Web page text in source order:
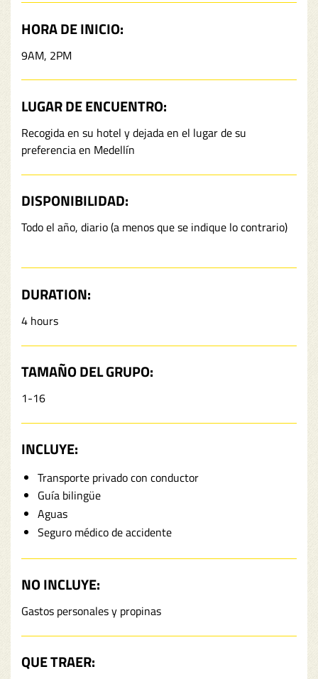
HORA DE INICIO:
9AM, 2PM
LUGAR DE ENCUENTRO:
Recogida en su hotel y dejada en el lugar de su
preferencia en Medellín
DISPONIBILIDAD:
Todo el año, diario (a menos que se indique lo contrario)
DURATION:
4 hours
TAMAÑO DEL GRUPO:
1-16
INCLUYE:
Transporte privado con conductor
Guía bilingüe
Aguas
Seguro médico de accidente
NO INCLUYE:
Gastos personales y propinas
QUE TRAER: